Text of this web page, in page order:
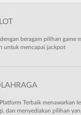
beragam pilihan game
untuk mencapai jackpot
Terbaik menawarkan
dan menyediakan pilihan